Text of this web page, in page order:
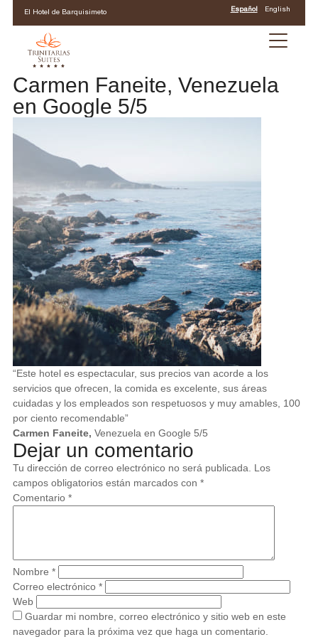
El Hotel de Barquisimeto Español English
Carmen Faneite, Venezuela
en Google 5/5
“Este hotel es espectacular, sus precios van acorde a los
servicios que ofrecen, la comida es excelente, sus áreas
cuidadas y los empleados son respetuosos y muy amables, 100
por ciento recomendable”
Carmen Faneite, Venezuela en Google 5/5
Dejar un comentario
Tu dirección de correo electrónico no será publicada.
Los
campos obligatorios están marcados con *
Comentario *
Nombre *
Correo electrónico *
Web
Guardar mi nombre, correo electrónico y sitio web en este
navegador para la próxima vez que haga un comentario.